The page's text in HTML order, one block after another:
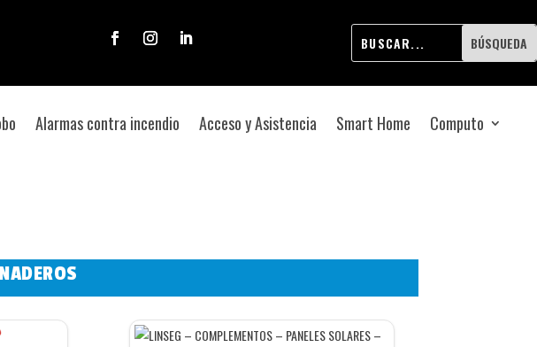
Alarmas contra incendio Acceso y Asistencia Smart Home
Computo